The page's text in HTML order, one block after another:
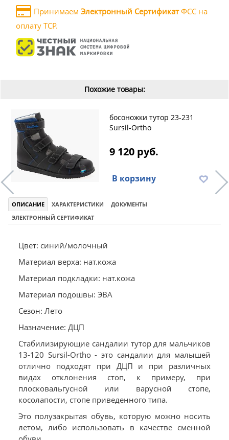
Принимаем Электронный СертификатФСС на
оплату ТСР.
Похожие товары:
босоножки тутор 23-231
Sursil-Ortho
9 120 руб.
В корзину
ОПИСАНИЕ ХАРАКТЕРИСТИКИ
ДОКУМЕНТЫ
ЭЛЕКТРОННЫЙ СЕРТИФИКАТ
Цвет: синий/молочный
Материал верха: нат.кожа
Материал подкладки: нат.кожа
Материал подошвы: ЭВА
Сезон: Лето
Назначение: ДЦП
Стабилизирующие сандалии тутор для мальчиков
13-120 Sursil-Ortho - это сандалии для малышей
отлично подходят при ДЦП и при различных
видах отклонения стоп, к примеру, при
плосковальгусной или варусной стопе,
косолапости, стопе приведенного типа.
Это полузакрытая обувь, которую можно носить
летом, либо использовать в качестве сменной